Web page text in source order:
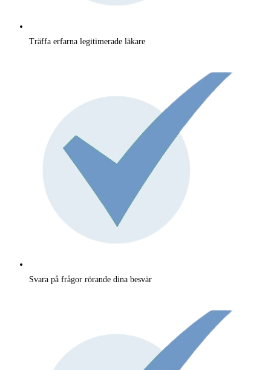
Träffa erfarna legitimerade läkare
Svara på frågor rörande dina besvär